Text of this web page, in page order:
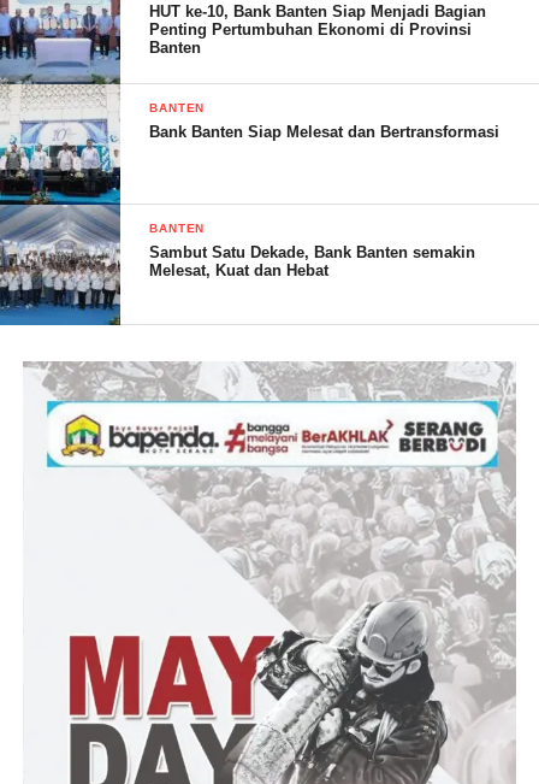
Post Views: 22
HUT ke-10, Bank Banten Siap Menjadi Bagian
Penting Pertumbuhan Ekonomi di Provinsi
Banten
BANTEN
Bank Banten Siap Melesat dan Bertransformasi
BANTEN
Sambut Satu Dekade, Bank Banten semakin
Melesat, Kuat dan Hebat